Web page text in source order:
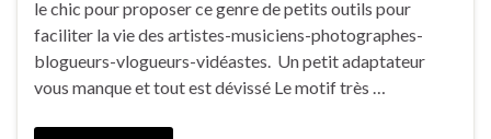
le chic pour proposer ce genre de petits outils pour
faciliter la vie des artistes-musiciens-photographes-
blogueurs-vlogueurs-vidéastes. Un petit adaptateur
vous manque et tout est dévissé Le motif très …